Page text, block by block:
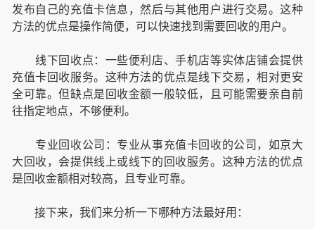
发布自己的充值卡信息，然后与其他用户进行交易。这种
方法的优点是操作简便，可以快速找到需要回收的用户。
线下回收点：一些便利店、手机店等实体店铺会提供
充值卡回收服务。这种方法的优点是线下交易，相对更安
全可靠。但缺点是回收金额一般较低，且可能需要亲自前
往指定地点，不够便利。
专业回收公司：专业从事充值卡回收的公司，如京大
大回收，会提供线上或线下的回收服务。这种方法的优点
是回收金额相对较高，且专业可靠。
接下来，我们来分析一下哪种方法最好用：